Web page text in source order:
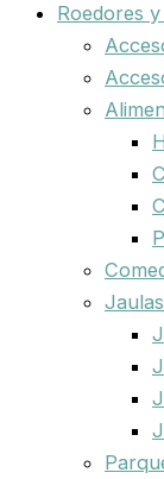
Roedores
Jaulas